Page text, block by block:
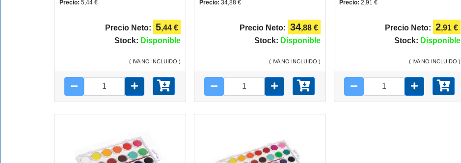
Precio: 5,44 €
Precio Neto: 5,44 €
Stock: Disponible
( IVA NO INCLUIDO )
Precio: 34,88 €
Precio Neto: 34,88 €
Stock: Disponible
( IVA NO INCLUIDO )
Precio: 2,91 €
Precio Neto: 2,91 €
Stock: Disponible
( IVA NO INCLUIDO )